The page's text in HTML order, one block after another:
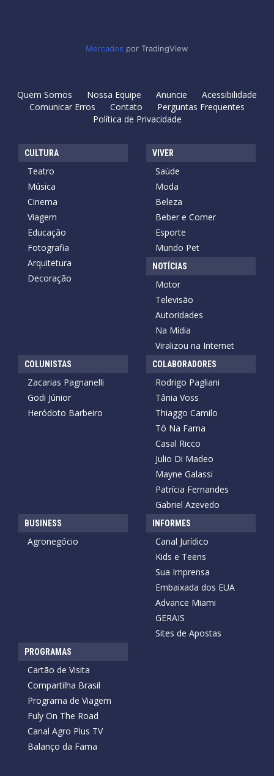
Mercados por TradingView
Quem Somos Nossa Equipe Anuncie
Acessibilidade
Comunicar Erros
Contato
Perguntas Frequentes
Política de Privacidade
CULTURA
Teatro
Música
Cinema
Viagem
Educação
Fotografia
Arquitetura
Decoração
VIVER
Saúde
Moda
Beleza
Beber e Comer
Esporte
Mundo Pet
NOTÍCIAS
Motor
Televisão
Autoridades
Na Mídia
Viralizou na Internet
COLUNISTAS
Zacarias Pagnanelli
Godi Júnior
Heródoto Barbeiro
COLABORADORES
Rodrigo Pagliani
Tânia Voss
Thiaggo Camilo
Tô Na Fama
Casal Ricco
Julio Di Madeo
Mayne Galassi
Patrícia Fernandes
Gabriel Azevedo
BUSINESS
Agronegócio
INFORMES
Canal Jurídico
Kids e Teens
Sua Imprensa
Embaixada dos EUA
Advance Miami
GERAIS
Sites de Apostas
PROGRAMAS
Cartão de Visita
Compartilha Brasil
Programa de Viagem
Fuly On The Road
Canal Agro Plus TV
Balanço da Fama